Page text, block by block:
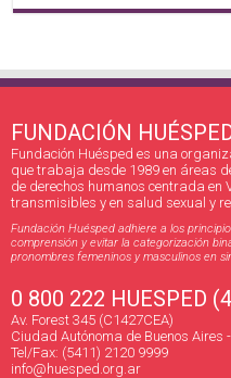
FUNDACIÓN
Fundación Huésped es una
que trabaja desde 1989 en áreas
de derechos humanos centrada
transmisibles y en salud sexual y
Fundación Huésped adhiere a los
comprensión y evitar la categorización
pronombres femeninos y masculinos en
0 800 222 HUESPED
Av. Forest 345 (C1427CEA)
Ciudad Autónoma de Buenos Aires
Tel/Fax: (5411) 2120 9999
info@huesped.org.ar